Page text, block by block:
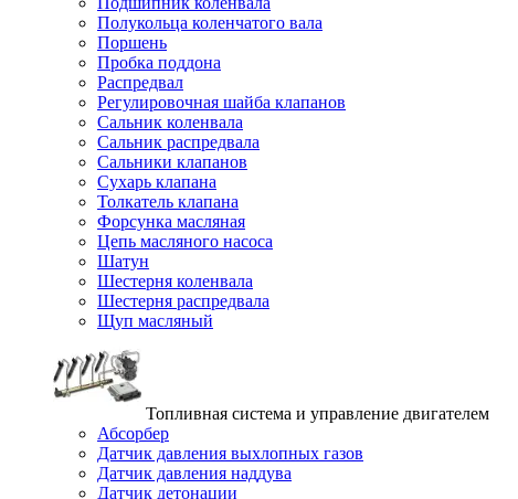
Полукольца коленчатого вала
Поршень
Пробка поддона
Распредвал
Регулировочная шайба клапанов
Сальник коленвала
Сальник распредвала
Сальники клапанов
Сухарь клапана
Толкатель клапана
Форсунка масляная
Цепь масляного насоса
Шатун
Шестерня коленвала
Шестерня распредвала
Щуп масляный
Топливная система и управление двигателем
Абсорбер
Датчик давления выхлопных газов
Датчик давления наддува
Датчик детонации